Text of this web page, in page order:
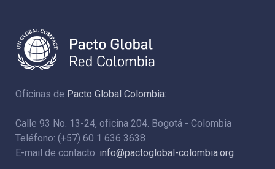
Oficinas de Pacto Global Colombia:
Calle 93 No. 13-24, oficina 204. Bogotá - Colombia
Teléfono: (+57) 60 1 636 3638
E-mail de contacto: info@pactoglobal-colombia.org